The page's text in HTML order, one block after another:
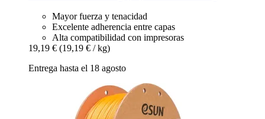
Mayor fuerza y tenacidad
Excelente adherencia entre capas
Alta compatibilidad con impresoras
19,19 € (19,19 € / kg)
Entrega hasta el 18 agosto